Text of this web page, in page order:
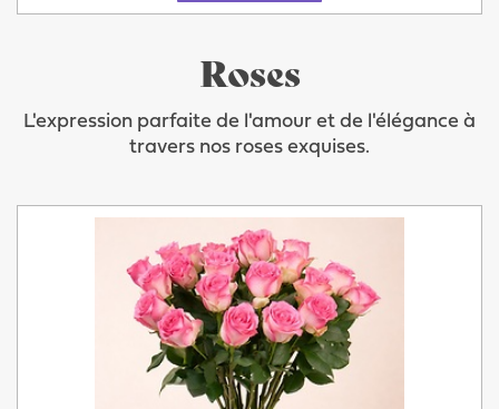
Roses
L'expression parfaite de l'amour et de l'élégance à
travers nos roses exquises.